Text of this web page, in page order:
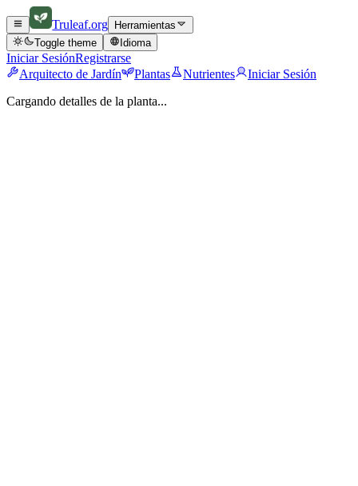
Truleaf.org
Herramientas
Toggle theme
Idioma
Iniciar SesiónRegistrarse
Arquitecto de Jardín
Plantas Nutrientes
Iniciar Sesión
Cargando detalles de la planta...